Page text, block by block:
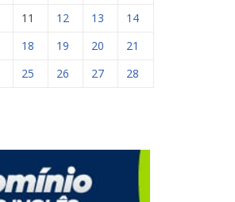
11 12 13
14
18 19 20
21
25 26 27 28